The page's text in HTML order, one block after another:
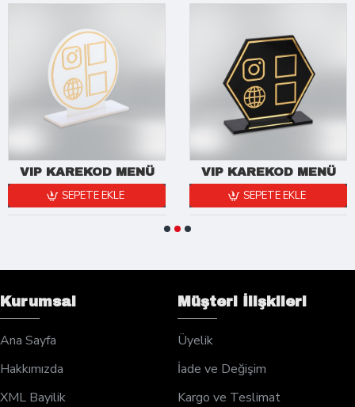
VIP KAREKOD MENÜ
SEPETE EKLE
VIP KAREKOD MENÜ
SEPETE EKLE
Kurumsal
Ana Sayfa
Hakkımızda
XML Bayilik
Müşteri İlişkileri
Üyelik
İade ve Değişim
Kargo ve Teslimat